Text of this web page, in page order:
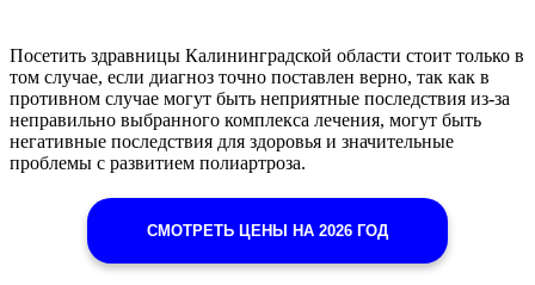
Посетить здравницы Калининградской области стоит только в
том случае, если диагноз точно поставлен верно, так как в
противном случае могут быть неприятные последствия из-за
неправильно выбранного комплекса лечения, могут быть
негативные последствия для здоровья и значительные
проблемы с развитием полиартроза.
СМОТРЕТЬ ЦЕНЫ НА 2026 ГОД